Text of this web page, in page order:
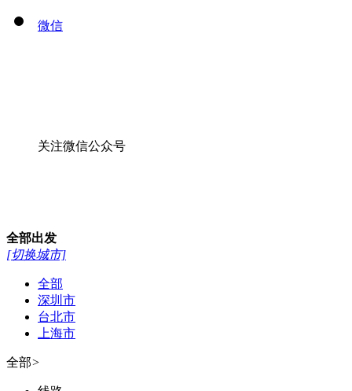
微信
关注微信公众号
全部出发
[切换城市]
全部
深圳市
台北市
上海市
全部>